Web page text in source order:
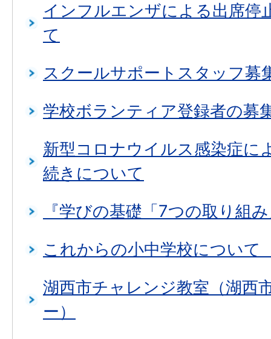
インフルエンザによる出席停
て
スクールサポートスタッフ募
学校ボランティア登録者の募
新型コロナウイルス感染症に
続きについて
『学びの基礎「7つの取り組
これからの小中学校について
湖西市チャレンジ教室（湖西
ー）